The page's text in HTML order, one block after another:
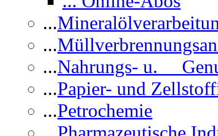
...
...
...Nahrungs- u.
...Papier- und
...Petrochemie